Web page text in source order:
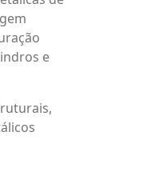
de
e